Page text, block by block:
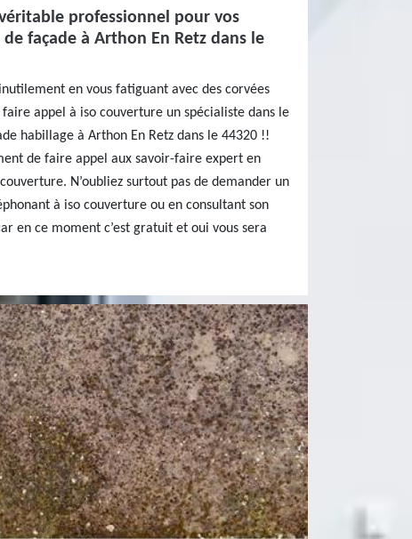
professionnel pour vos
façade à Arthon En Retz dans le
en vous fatiguant avec des corvées
appel à iso couverture un spécialiste dans le
habillage à Arthon En Retz dans le 44320 !!
de faire appel aux savoir-faire expert en
N’oubliez surtout pas de demander un
à iso couverture ou en consultant son
en ce moment c’est gratuit et oui vous sera